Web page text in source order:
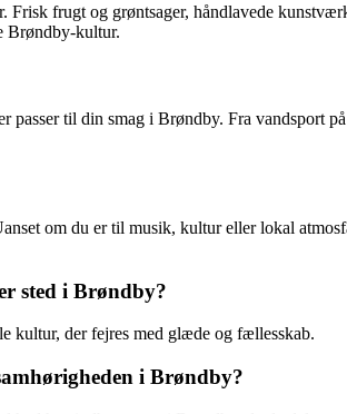
Frisk frugt og grøntsager, håndlavede
Brøndby-kultur.
til din smag i Brøndby. Fra vandsport
om du er til musik, kultur eller lokal
sted i Brøndby?
kultur, der fejres med glæde og fællesskab.
i Brøndby?